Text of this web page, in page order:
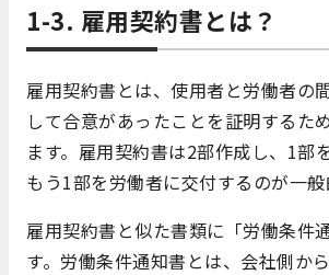
1-3. 雇用契約書とは？
雇用契約書とは、使用者と労働者の
して合意があったことを証明するた
ます。雇用契約書は2部作成し、1部
もう1部を労働者に交付するのが一般
雇用契約書と似た書類に「労働条件
す。労働条件通知書とは、会社側か